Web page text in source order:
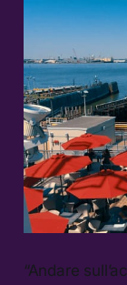
“Andare